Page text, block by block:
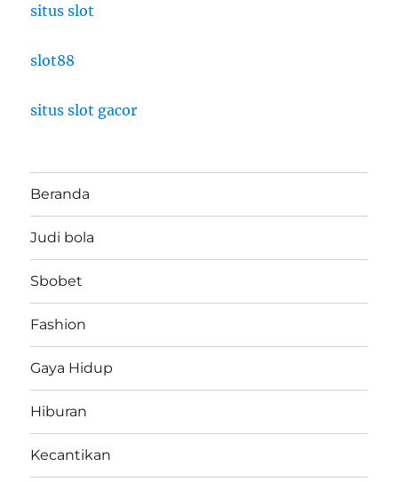
situs slot
slot88
situs slot gacor
Beranda
Judi bola
Sbobet
Fashion
Gaya Hidup
Hiburan
Kecantikan